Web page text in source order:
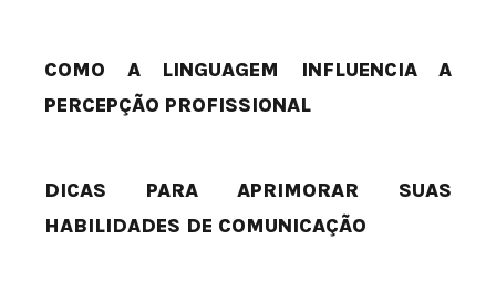
COMO A LINGUAGEM INFLUENCIA A
PERCEPÇÃO PROFISSIONAL
DICAS PARA APRIMORAR SUAS
HABILIDADES DE COMUNICAÇÃO